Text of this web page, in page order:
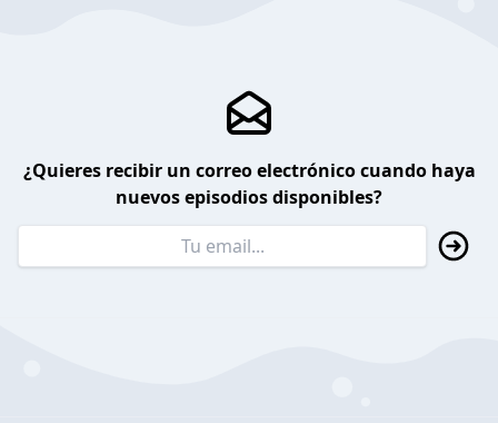
¿Quieres recibir un correo electrónico cuando haya
nuevos episodios disponibles?